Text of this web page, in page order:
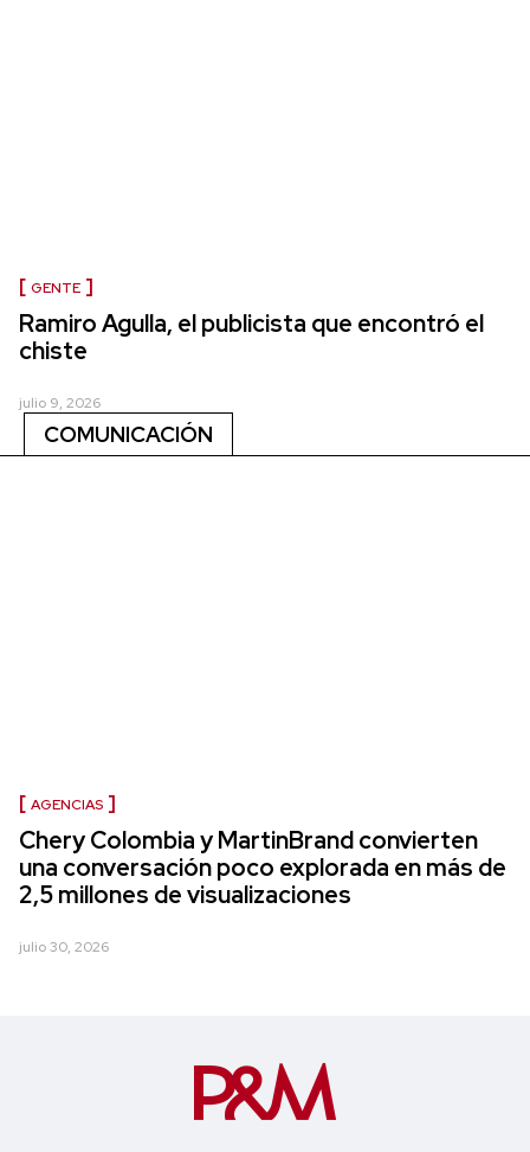
GENTE
Ramiro Agulla, el publicista que encontró el
chiste
julio 9, 2026
COMUNICACIÓN
AGENCIAS
Chery Colombia y MartinBrand convierten
una conversación poco explorada en más de
2,5 millones de visualizaciones
julio 30, 2026